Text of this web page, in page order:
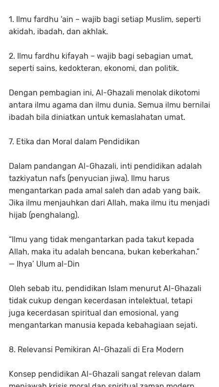
1. Ilmu fardhu ‘ain – wajib bagi setiap Muslim, seperti
akidah, ibadah, dan akhlak.
2. Ilmu fardhu kifayah – wajib bagi sebagian umat,
seperti sains, kedokteran, ekonomi, dan politik.
Dengan pembagian ini, Al-Ghazali menolak dikotomi
antara ilmu agama dan ilmu dunia. Semua ilmu bernilai
ibadah bila diniatkan untuk kemaslahatan umat.
7. Etika dan Moral dalam Pendidikan
Dalam pandangan Al-Ghazali, inti pendidikan adalah
tazkiyatun nafs (penyucian jiwa). Ilmu harus
mengantarkan pada amal saleh dan adab yang baik.
Jika ilmu menjauhkan dari Allah, maka ilmu itu menjadi
hijab (penghalang).
“Ilmu yang tidak mengantarkan pada takut kepada
Allah, maka itu adalah bencana, bukan keberkahan.”
— Ihya’ Ulum al-Din
Oleh sebab itu, pendidikan Islam menurut Al-Ghazali
tidak cukup dengan kecerdasan intelektual, tetapi
juga kecerdasan spiritual dan emosional, yang
mengantarkan manusia kepada kebahagiaan sejati.
8. Relevansi Pemikiran Al-Ghazali di Era Modern
Konsep pendidikan Al-Ghazali sangat relevan dalam